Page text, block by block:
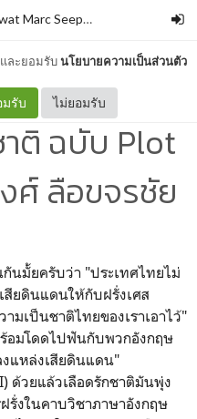
ละยอมรับนโยบายความเป็นส่วนตัว
มรับ ไม่ยอมรับ
Marc Seephongsai
มลายู
ติ ฉบับ Plot
ศ์ ลือขจรชัย
กันมั้ยครับว่า "ประเทศไทยไม่
สียดินแดนให้กับฝรั่งเศส
ามเป็นชาติไทยของเราเอาไว้"
อมโดดไปฟันกับพวกอังกฤษ
แหล่งเสียดินแดน"
ด้วยแล้วเลือดรักชาติมันพุ่ง
งในคาบวิชาภาษาอังกฤษ